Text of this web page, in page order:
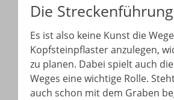
Die
Es ist also keine Kunst die
Kopfsteinpflaster anzulegen,
zu planen. Dabei spielt auch
Weges eine wichtige Rolle.
auch schon mit dem Graben